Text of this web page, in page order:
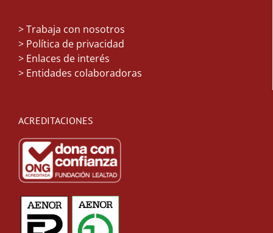
>Trabaja con nosotros
> Política de privacidad
> Enlaces de interés
> Entidades colaboradoras
ACREDITACIONES